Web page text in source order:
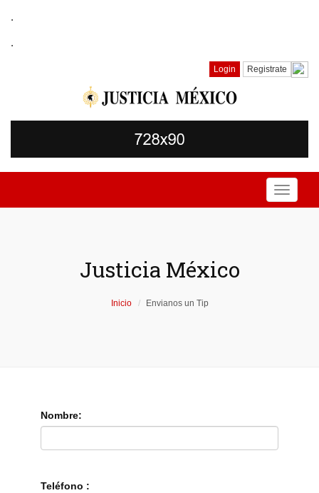
.
.
Login Registrate
Toggle
Justicia México
Inicio Envianos un Tip
Nombre:
Teléfono :